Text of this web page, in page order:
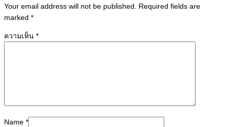
Your email address will not be published. Required fields are
marked *
ความเห็น *
Name *